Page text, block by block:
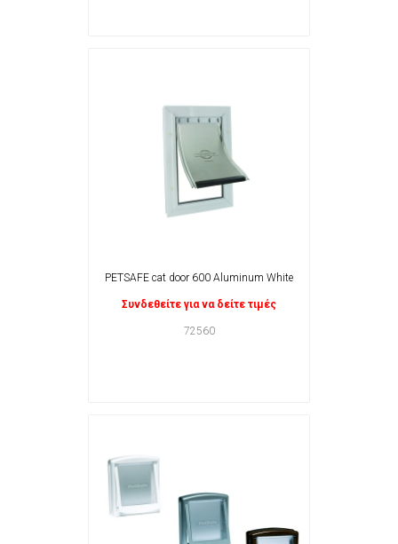
PETSAFE cat door 600 Aluminum White
Συνδεθείτε για να δείτε τιμές
72560